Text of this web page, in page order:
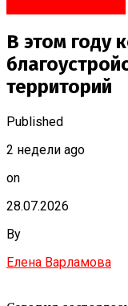
В этом году
территорий
Published
2 недели ago
on
28.07.2026
By
Елена Варламова